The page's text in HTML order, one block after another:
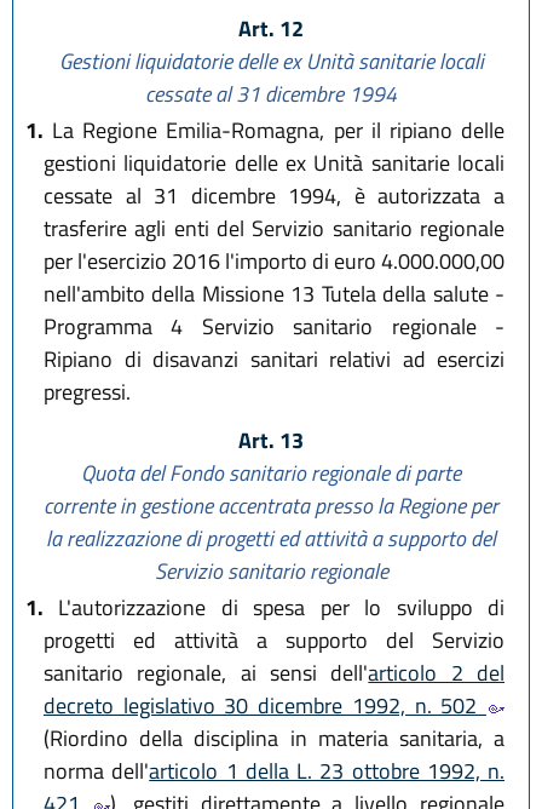
Art. 12
Gestioni liquidatorie delle ex Unità sanitarie locali
cessate al 31 dicembre 1994
1. La Regione Emilia-Romagna, per il ripiano delle
gestioni liquidatorie delle ex Unità sanitarie locali
cessate al 31 dicembre 1994, è autorizzata a
trasferire agli enti del Servizio sanitario regionale
per l'esercizio 2016 l'importo di euro 4.000.000,00
nell'ambito della Missione 13 Tutela della salute -
Programma 4 Servizio sanitario regionale -
Ripiano di disavanzi sanitari relativi ad esercizi
pregressi.
Art. 13
Quota del Fondo sanitario regionale di parte
corrente in gestione accentrata presso la Regione per
la realizzazione di progetti ed attività a supporto del
Servizio sanitario regionale
1. L'autorizzazione di spesa per lo sviluppo di
progetti ed attività a supporto del Servizio
sanitario regionale, ai sensi dell'articolo 2 del
decreto legislativo 30 dicembre 1992, n. 502
(Riordino della disciplina in materia sanitaria, a
norma dell'articolo 1 della L. 23 ottobre 1992, n.